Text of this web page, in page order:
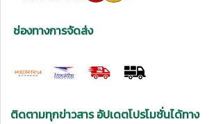
ช่องทางการจัดส่ง
ติดตามทุกข่าวสาร อัปเดตโปรโมชั่นได้ทาง